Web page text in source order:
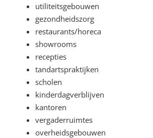
utiliteitsgebouwen
gezondheidszorg
restaurants/horeca
showrooms
recepties
tandartspraktijken
scholen
kinderdagverblijven
kantoren
vergaderruimtes
overheidsgebouwen